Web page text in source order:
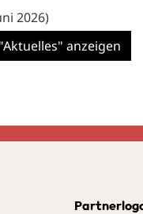
2026)
anzeigen